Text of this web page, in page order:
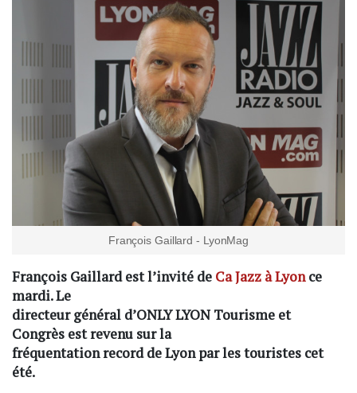
François Gaillard - LyonMag
François Gaillard est l’invité de Ca Jazz à Lyonce
mardi. Le
directeur général d’ONLY LYON Tourisme et
Congrès est revenu sur la
fréquentation record de Lyon par les touristes cet
été.